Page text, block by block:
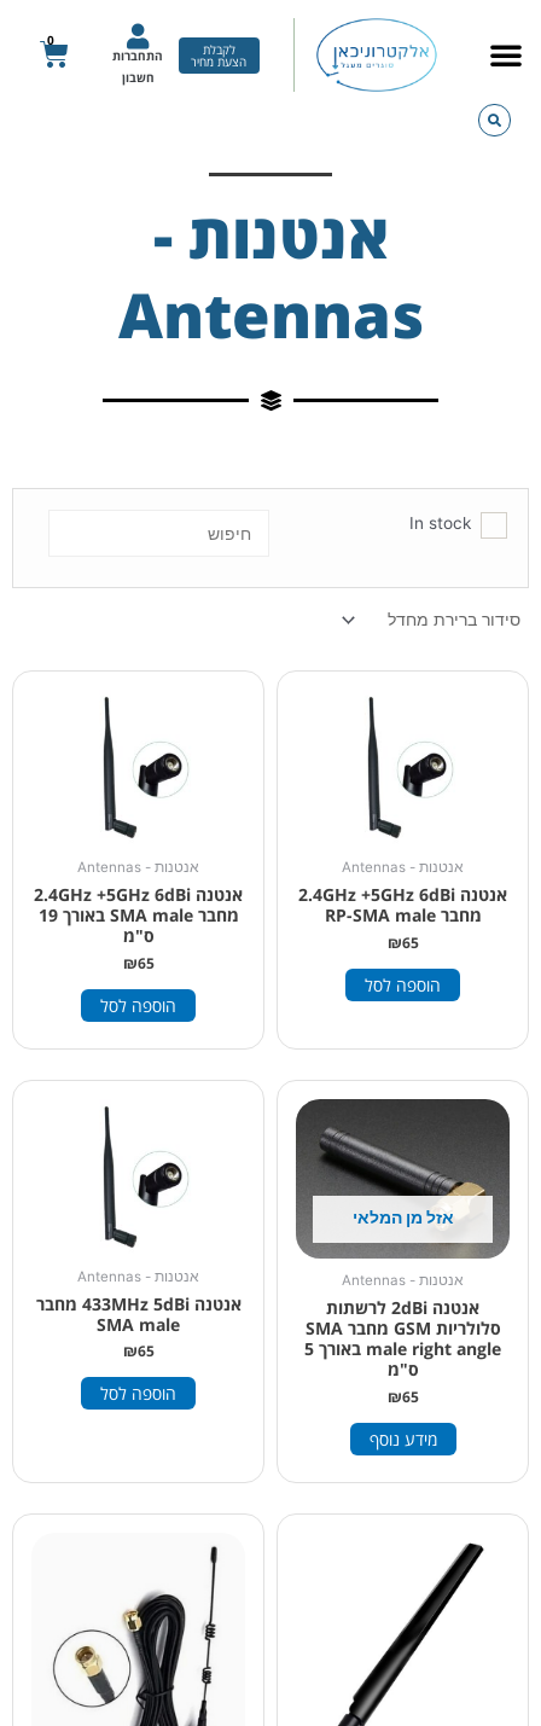
לקבלת
הצעת מחיר
התחברות
חשבון
0
עגלת
אנטנות -
Antennas
In stock
אנטנות - Antennas
אנטנה 2.4GHz +5GHz 6dBi
מחבר RP-SMA male
₪65
הוספה לסל
אנטנות - Antennas
אנטנה 2.4GHz +5GHz 6dBi
מחבר SMA male באורך 19
ס"מ
₪65
הוספה לסל
אזל מן המלאי
אנטנות - Antennas
אנטנה 2dBi לרשתות
סלולריות GSM מחבר SMA
male right angle באורך 5
ס"מ
₪65
מידע נוסף
אנטנות - Antennas
אנטנה 433MHz 5dBi מחבר
SMA male
₪65
הוספה לסל